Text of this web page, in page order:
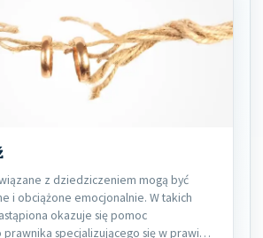
z dziedziczeniem mogą być
i obciążone emocjonalnie. W takich
okazuje się pomoc
specjalizującego się w prawie